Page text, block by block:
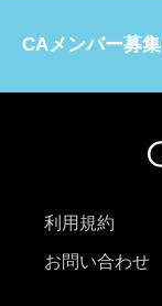
CAメンバー募集
利用規約
お問い合わせ